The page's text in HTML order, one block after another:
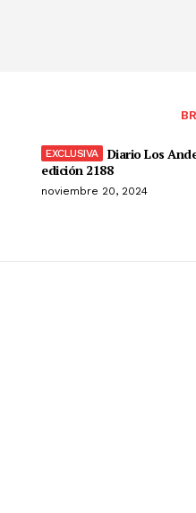
Diario Los
edición 2188
noviembre 20, 2024